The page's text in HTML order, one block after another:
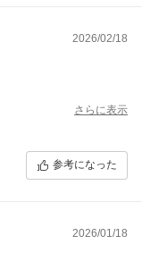
2026/02/18
さらに表示
参考になった
2026/01/18